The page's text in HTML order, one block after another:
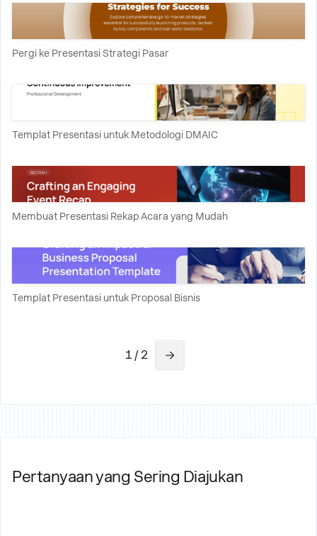
Pergi ke Presentasi Strategi Pasar
Templat Presentasi untuk Metodologi DMAIC
Membuat Presentasi Rekap Acara yang Mudah
Templat Presentasi untuk Proposal Bisnis
1 / 2
Pertanyaan yang Sering Diajukan